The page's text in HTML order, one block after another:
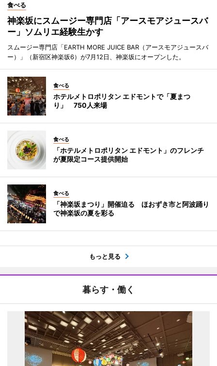
食べる
神楽坂にスムージー専門店「アースモアジュースバ
ー」ソムリエ経験生かす
スムージー専門店「EARTH MORE JUICE BAR（アースモアジュースバ
ー）」（新宿区神楽坂6）が7月12日、神楽坂にオープンした。
食べる
ホテルメトロポリタン エドモントで「夏まつ
り」 750人来場
食べる
「ホテルメトロポリタン エドモント」のフレンチ
が夏限定コース提供開始
食べる
「神楽坂まつり」開催迫る ほおずき市と阿波踊り
で神楽坂の夏を彩る
もっと見る
暮らす・働く